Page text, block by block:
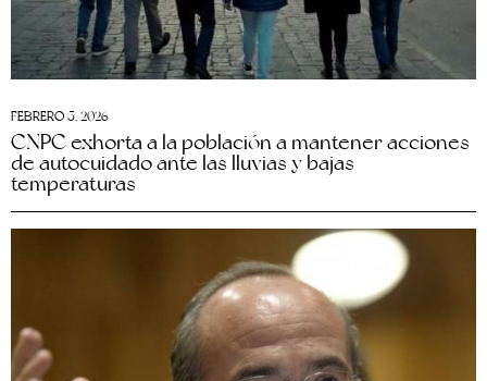
FEBRERO 5, 2026
CNPC exhorta a la población a mantener acciones
de autocuidado ante las lluvias y bajas
temperaturas